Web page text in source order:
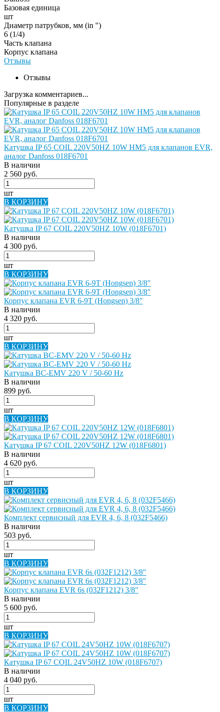
Базовая единица
шт
Диаметр патрубков, мм (in ")
6 (1/4)
Часть клапана
Корпус клапана
Отзывы
Отзывы
Загрузка комментариев...
Популярные в разделе
Катушка IP 65 COIL 220V50HZ 10W HM5 для клапанов EVR,
аналог Danfoss 018F6701
В наличии
2 560 руб.
шт
В КОРЗИНУ
Катушка IP 67 COIL 220V50HZ 10W (018F6701)
В наличии
4 300 руб.
шт
В КОРЗИНУ
Корпус клапана EVR 6-9T (Hongsen) 3/8"
В наличии
4 320 руб.
шт
В КОРЗИНУ
Катушка BC-EMV 220 V / 50-60 Hz
В наличии
899 руб.
шт
В КОРЗИНУ
Катушка IP 67 COIL 220V50HZ 12W (018F6801)
В наличии
4 620 руб.
шт
В КОРЗИНУ
Комплект сервисный для EVR 4, 6, 8 (032F5466)
В наличии
503 руб.
шт
В КОРЗИНУ
Корпус клапана EVR 6s (032F1212) 3/8"
В наличии
5 600 руб.
шт
В КОРЗИНУ
Катушка IP 67 COIL 24V50HZ 10W (018F6707)
В наличии
4 040 руб.
шт
В КОРЗИНУ